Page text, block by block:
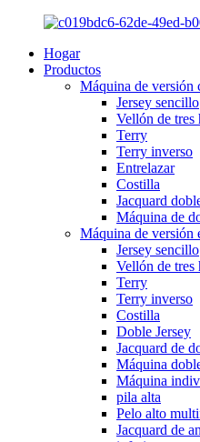
Hogar
Productos
Máquina de versión
Jersey sencillo
Vellón de tres
Terry
Terry inverso
Entrelazar
Costilla
Jacquard
Máquina de
Máquina de versión
Jersey sencillo
Vellón de tres
Terry
Terry inverso
Costilla
Doble Jersey
Jacquard de
Máquina
Máquina
pila alta
Pelo alto
Jacquard de